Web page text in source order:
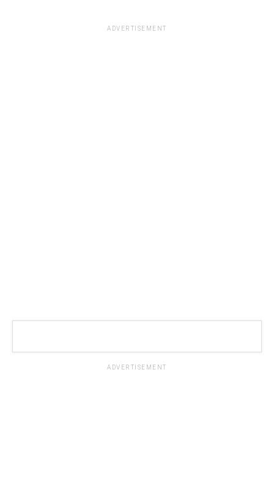
ADVERTISEMENT
ADVERTISEMENT